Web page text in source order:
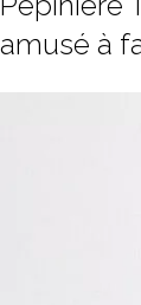
amusé à